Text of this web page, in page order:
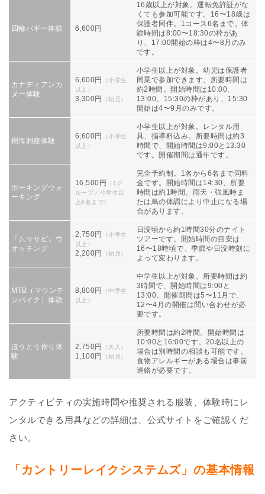
四輪バギー体験 6,600円
16歳以上が対象。運転免許証がな
くても参加可能です。16〜18歳は
保護者同伴。1コース6名まで。体
験時間は8:00〜18:30の枠があ
り、17:00開始の枠は4〜8月のみ
です。
カナディアンカ
ヌー体験
6,600円
（小学生
以上）
3,300円 （幼児）
小学生以上が対象。幼児は保護者
同乗で参加できます。所要時間は
約2時間。開始時間は10:00、
13:00、15:30の枠があり、15:30
開始は4〜9月のみです。
樹海洞窟体験
6,600円
（小学生
以上）
小学生以上が対象。レンタル用
具、指導料込み。所要時間は約3
時間で、開始時間は9:00と13:30
です。開催期間は通年です。
ホーキングウォ
ーキング
16,500円
（1グ
ループ／小学生以
上6名まで）
完全予約制。1名から6名まで同料
金です。開始時間は14:30、所要
時間は約1時間。雨天・強風時ま
たは鳥の体調により中止になる場
合があります。
「ムササビ」ウ
オッチング
2,750円
（小学生
以上）
2,200円 （幼児）
日没頃から約1時間30分のナイト
ツアーです。開始時間の目安は
16〜18時頃で、季節や日没時刻に
よって変わります。
MTB（マウンテ
ンバイク）体験
8,800円
（中学生
以上）
中学生以上が対象。所要時間は約
3時間で、開始時間は9:00と
13:00。開催期間は5〜11月で、
12〜4月の開催は問い合わせが必
要です。
ほうとう作り体
験
2,750円 （大人）
1,100円 （幼児）
所要時間は約2時間。開始時間は
10:00と16:00です。20名以上の
場合は別時間の相談も可能です。
食物アレルギーがある場合は事前
連絡が必要です。
アクティビティの実施時間や推奨される服装、体験時にレ
ンタルできる用具などの詳細は、公式サイトをご確認くだ
さい。
「カントリーレイクシステムズ」の基本情報